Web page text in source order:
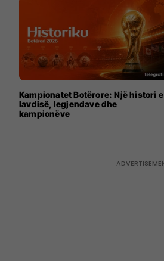
Kampionatet Botërore: Një histori e
lavdisë, legjendave dhe
kampionëve